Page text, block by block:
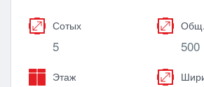
Сотых
5 500
Этаж